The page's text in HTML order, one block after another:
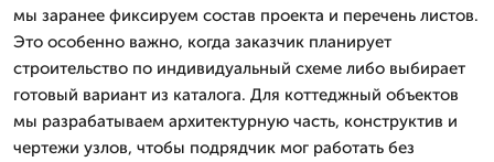
мы заранее фиксируем состав проекта и перечень листов.
Это особенно важно, когда заказчик планирует
строительство по индивидуальный схеме либо выбирает
готовый вариант из каталога. Для коттеджный объектов
мы разрабатываем архитектурную часть, конструктив и
чертежи узлов, чтобы подрядчик мог работать без